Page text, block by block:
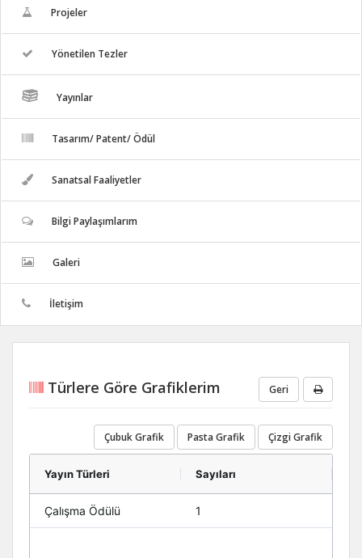
Projeler
Yönetilen Tezler
Yayınlar
Tasarım/ Patent/ Ödül
Sanatsal Faaliyetler
Bilgi Paylaşımlarım
Galeri
İletişim
Türlere Göre Grafiklerim Geri
Çubuk Grafik Pasta Grafik Çizgi Grafik
Yayın Türleri Sayıları
Çalışma Ödülü 1